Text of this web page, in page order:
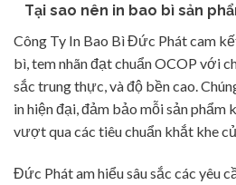
Tại sao nên in bao bì sản
Công Ty In Bao Bì Đức Phát cam
bì, tem nhãn đạt chuẩn OCOP với
sắc trung thực, và độ bền cao.
in hiện đại, đảm bảo mỗi sản phẩm
vượt qua các tiêu chuẩn khắt khe
Đức Phát am hiểu sâu sắc các yêu